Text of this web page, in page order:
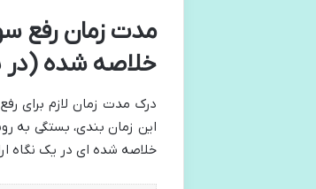
مدت زمان رفع
خلاصه شده (در
درک مدت زمان لازم برای
این زمان بندی، بستگی به
خلاصه شده ای در یک نگاه